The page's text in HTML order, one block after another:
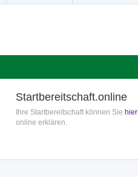
Startbereitschaft.online
Ihre Startbereitschaft können Sie hier
online erklären.